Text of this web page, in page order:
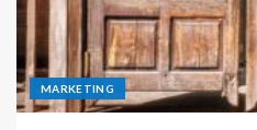
MARKETING